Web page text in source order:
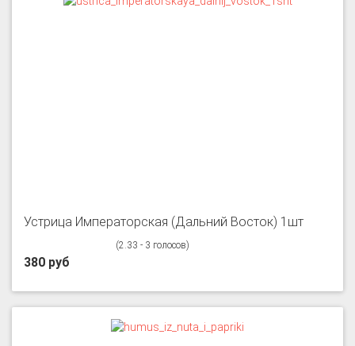
Устрица Императорская (Дальний Восток) 1шт
(2.33 - 3 голосов)
380 руб